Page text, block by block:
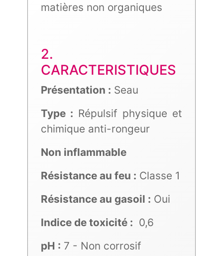
matières non organiques
2.
CARACTERISTIQUES
Présentation : Seau
Type : Répulsif physique et
chimique anti-rongeur
Non inflammable
Résistance au feu : Classe 1
Résistance au gasoil : Oui
Indice de toxicité : 0,6
pH : 7 - Non corrosif